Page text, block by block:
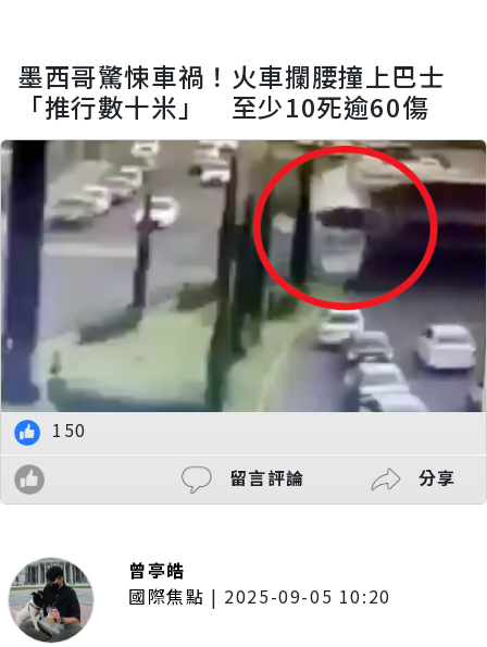
墨西哥驚悚車禍！火車攔腰撞上巴士
「推行數十米」 至少10死逾60傷
150
留言評論
分享
曾亭皓
國際焦點 | 2025-09-05 10:20